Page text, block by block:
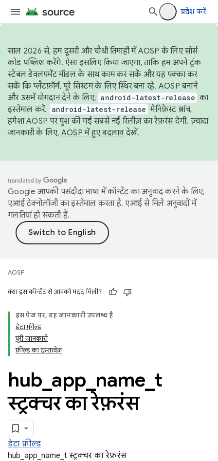
प्रवेश करें
साल 2026 से, हम दूसरी और चौथी तिमाही में AOSP के लिए सोर्स
कोड पब्लिश करेंगे. ऐसा इसलिए किया जाएगा, ताकि हम अपने ट्रंक
स्टेबल डेवलपमेंट मॉडल के साथ काम कर सकें और यह पक्का कर
सकें कि प्लैटफ़ॉर्म, पूरे सिस्टम के लिए स्थिर बना रहे. AOSP बनाने
और उसमें योगदान देने के लिए, android-latest-release का
इस्तेमाल करें.
android-latest-release मेनिफ़ेस्ट ब्रांच,
हमेशा AOSP पर पुश की गई सबसे नई रिलीज़ का रेफ़रंस देगी. ज़्यादा
जानकारी के लिए, AOSP में हुए बदलावदेखें.
Google आपकी पसंदीदा भाषा में कॉन्टेंट का अनुवाद करने के लिए,
एआई टेक्नोलॉजी का इस्तेमाल करता है. एआई से मिले अनुवादों में
गलतियां हो सकती हैं.
AOSP
क्या इस कॉन्टेंट से आपको मदद मिली?
इस पेज पर, यह जानकारी उपलब्ध है
डेटा फ़ील्ड
पूरी जानकारी
फ़ील्ड का दस्तावेज़
hub app name t
स्ट्रक्चर का रेफ़रंस
डेटा फ़ील्ड
hub_app_name_t स्ट्रक्चर का रेफ़रंस